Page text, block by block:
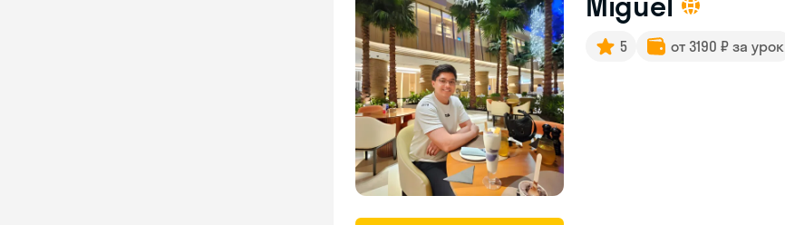
5 от 3190 ₽ за урок